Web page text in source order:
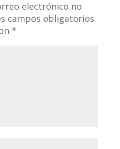
electrónico no
campos obligatorios
*